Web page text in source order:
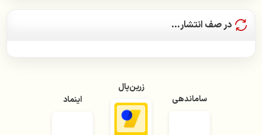
در صف انتشار...
ساماندهی
زرین‌پال
اینماد